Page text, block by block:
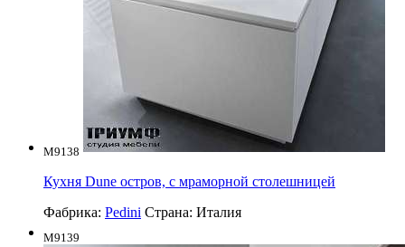
M9138
Кухня Dune остров, с мраморной столешницей
Фабрика: Pedini Страна: Италия
M9139